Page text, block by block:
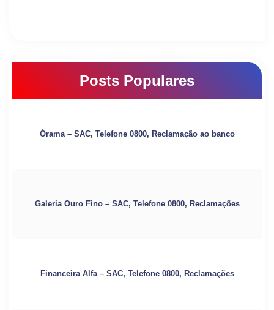
Posts Populares
Órama – SAC, Telefone 0800, Reclamação ao banco
Galeria Ouro Fino – SAC, Telefone 0800, Reclamações
Financeira Alfa – SAC, Telefone 0800, Reclamações